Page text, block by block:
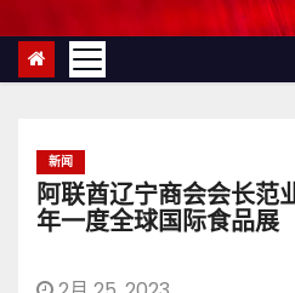
新闻
阿联酋辽宁商会会长范
年一度全球国际食品展